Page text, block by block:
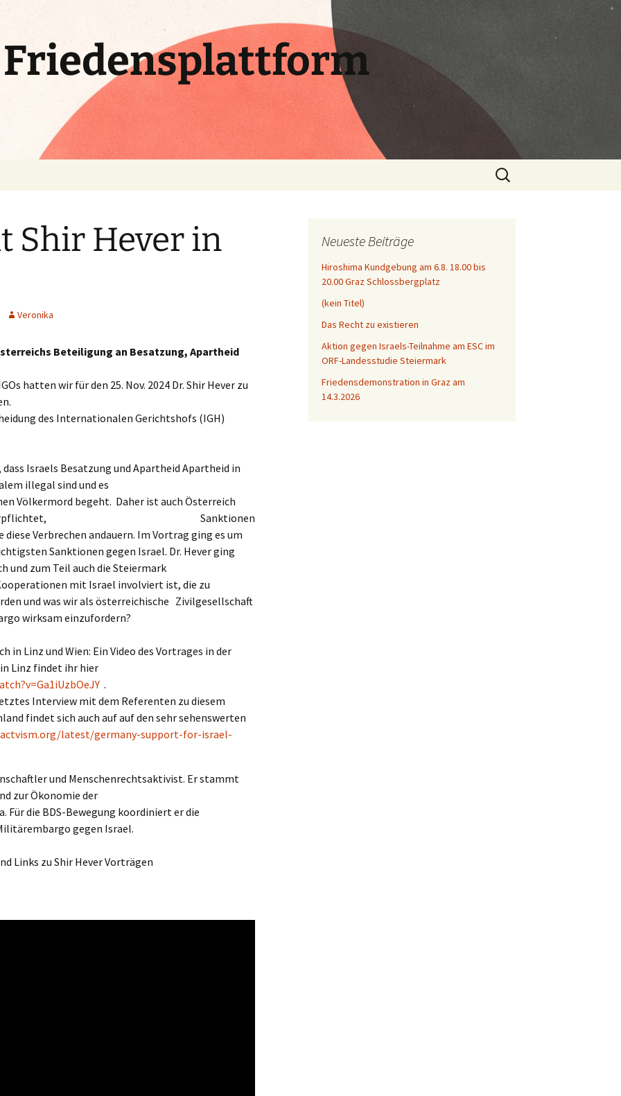
Suchen
nach:
Shir Hever in
Veronika
Beteiligung an Besatzung, Apartheid
hatten wir für den 25. Nov. 2024 Dr. Shir Hever zu
des Internationalen Gerichtshofs (IGH)
Israels Besatzung und Apartheid Apartheid in
Jerusalem illegal sind und es
Völkermord begeht. Daher ist auch Österreich
verpflichtet, Sanktionen
Verbrechen andauern. Im Vortrag ging es um
Sanktionen gegen Israel. Dr. Hever ging
und zum Teil auch die Steiermark
mit Israel involviert ist, die zu
und was wir als österreichische Zivilgesellschaft
wirksam einzufordern?
in Linz und Wien: Ein Video des Vortrages in der
Linz findet ihr hier
.
Interview mit dem Referenten zu diesem
findet sich auch auf auf den sehr sehenswerten
latest/germany-support-for-israel-
und Menschenrechtsaktivist. Er stammt
zur Ökonomie der
Für die BDS-Bewegung koordiniert er die
gegen Israel.
Links zu Shir Hever Vorträgen
Neueste Beiträge
Hiroshima Kundgebung am 6.8. 18.00 bis
20.00 Graz Schlossbergplatz
(kein Titel)
Das Recht zu existieren
Aktion gegen Israels-Teilnahme am ESC im
ORF-Landesstudie Steiermark
Friedensdemonstration in Graz am
14.3.2026